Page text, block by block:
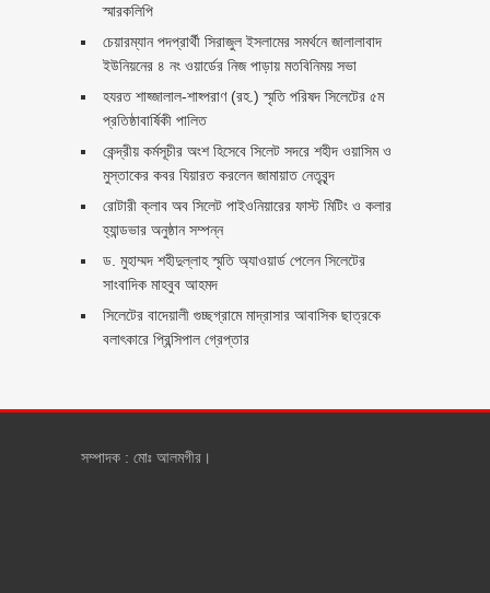
স্মারকলিপি ‎
চেয়ারম্যান পদপ্রার্থী সিরাজুল ইসলামের সমর্থনে জালালাবাদ
ইউনিয়নের ৪ নং ওয়ার্ডের নিজ পাড়ায় মতবিনিময় সভা
হযরত শাহ্জালাল-শাহ্পরাণ (রহ.) স্মৃতি পরিষদ সিলেটের ৫ম
প্রতিষ্ঠাবার্ষিকী পালিত ‎​
কেন্দ্রীয় কর্মসূচীর অংশ হিসেবে সিলেট সদরে শহীদ ওয়াসিম ও
মুস্তাকের কবর যিয়ারত করলেন জামায়াত নেতৃবৃন্দ ‎
রোটারী ক্লাব অব সিলেট পাইওনিয়ারের ফাস্ট মিটিং ও কলার
হ্যান্ডভার অনুষ্ঠান সম্পন্ন
ড. মুহাম্মদ শহীদুল্লাহ স্মৃতি অ্যাওয়ার্ড পেলেন সিলেটের
সাংবাদিক মাহবুব আহমদ
সিলেটের বাদেয়ালী গুচ্ছগ্রামে মাদ্রাসার আবাসিক ছাত্রকে
বলাৎকারে প্রিন্সিপাল গ্রেপ্তার ‎
সম্পাদক : মোঃ আলমগীর।